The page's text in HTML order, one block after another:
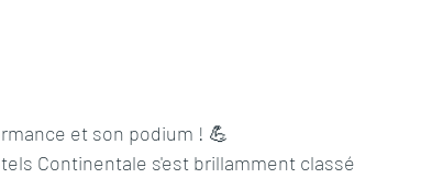
et son podium ! 💪
Continentale s'est brillamment classé